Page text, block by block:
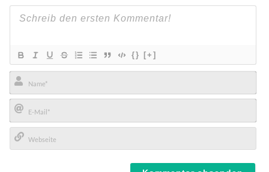
{} [+]
Name*
E-
Mail*